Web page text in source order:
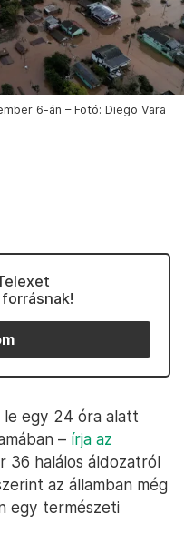
6-án – Fotó: Diego Vara
le egy 24 óra alatt
– írja az
36 halálos áldozatról
az államban még
egy természeti